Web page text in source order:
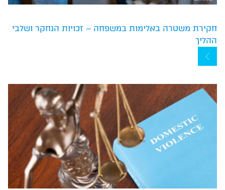
חקירת משטרה באלימות במשפחה – זכויות הנחקר ושלבי
ההליך